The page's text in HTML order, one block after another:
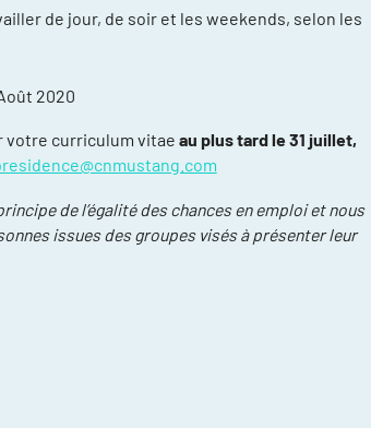
de jour, de soir et les weekends, selon les
2020
votre curriculum vitae au plus tard le 31 juillet,
de l’égalité des chances en emploi et nous
issues des groupes visés à présenter leur